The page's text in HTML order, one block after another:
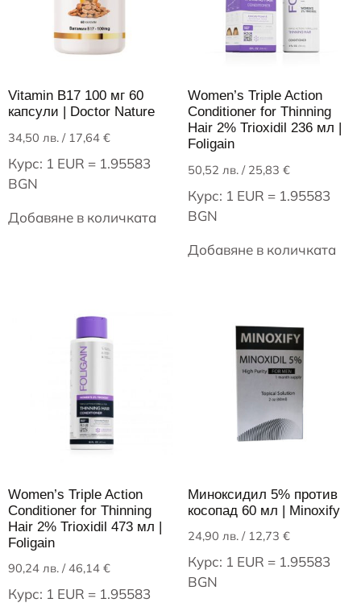
Vitamin B17 100 мг 60
капсули | Doctor Nature
34,50 лв. / 17,64 €
Курс: 1 EUR = 1.95583
BGN
Добавяне в количката
Women’s Triple Action
Conditioner for Thinning
Hair 2% Trioxidil 236 мл |
Foligain
50,52 лв./ 25,83 €
Курс: 1 EUR = 1.95583
BGN
Добавяне в количката
Women’s Triple Action
Conditioner for Thinning
Hair 2% Trioxidil 473 мл |
Foligain
90,24 лв. / 46,14 €
Курс: 1 EUR = 1.95583
Миноксидил 5% против
косопад 60 мл | Minoxify
24,90 лв./ 12,73 €
Курс: 1 EUR = 1.95583
BGN